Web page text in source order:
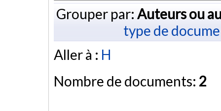
Grouper par: Auteurs ou
type de
Aller à : H
Nombre de documents: 2